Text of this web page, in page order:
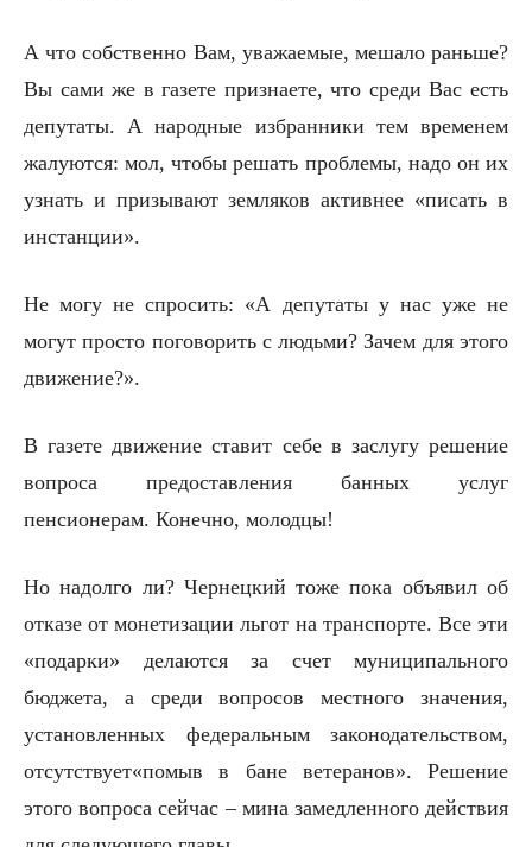
А что собственно Вам, уважаемые, мешало раньше?
Вы сами же в газете признаете, что среди Вас есть
депутаты. А народные избранники тем временем
жалуются: мол, чтобы решать проблемы, надо он их
узнать и призывают земляков активнее «писать в
инстанции».
Не могу не спросить: «А депутаты у нас уже не
могут просто поговорить с людьми? Зачем для этого
движение?».
В газете движение ставит себе в заслугу решение
вопроса предоставления банных услуг
пенсионерам. Конечно, молодцы!
Но надолго ли? Чернецкий тоже пока объявил об
отказе от монетизации льгот на транспорте. Все эти
«подарки» делаются за счет муниципального
бюджета, а среди вопросов местного значения,
установленных федеральным законодательством,
отсутствует«помыв в бане ветеранов». Решение
этого вопроса сейчас – мина замедленного действия